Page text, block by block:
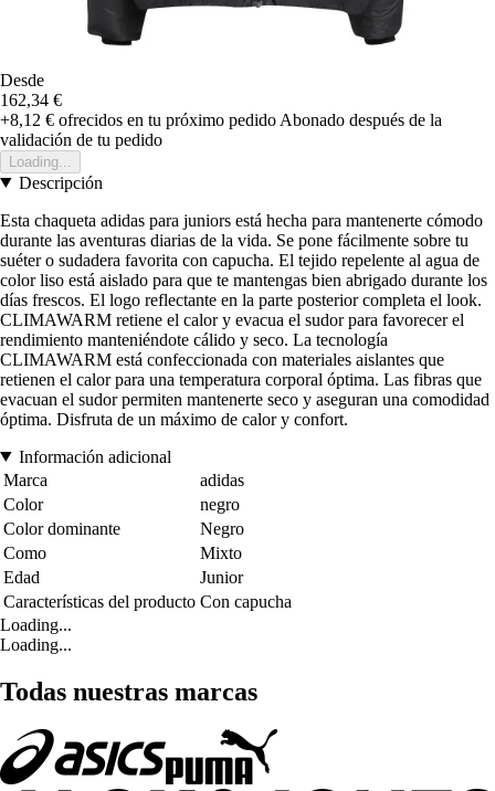
Desde
162,34 €
+8,12 € ofrecidos en tu próximo pedido Abonado después de la
validación de tu pedido
Loading...
Descripción
Esta chaqueta adidas para juniors está hecha para mantenerte cómodo
durante las aventuras diarias de la vida. Se pone fácilmente sobre tu
suéter o sudadera favorita con capucha. El tejido repelente al agua de
color liso está aislado para que te mantengas bien abrigado durante los
días frescos. El logo reflectante en la parte posterior completa el look.
CLIMAWARM retiene el calor y evacua el sudor para favorecer el
rendimiento manteniéndote cálido y seco. La tecnología
CLIMAWARM está confeccionada con materiales aislantes que
retienen el calor para una temperatura corporal óptima. Las fibras que
evacuan el sudor permiten mantenerte seco y aseguran una comodidad
óptima. Disfruta de un máximo de calor y confort.
Información adicional
Marca
adidas
Color
negro
Color dominante
Negro
Como
Mixto
Edad
Junior
Características del producto Con capucha
Loading...
Loading...
Todas nuestras marcas